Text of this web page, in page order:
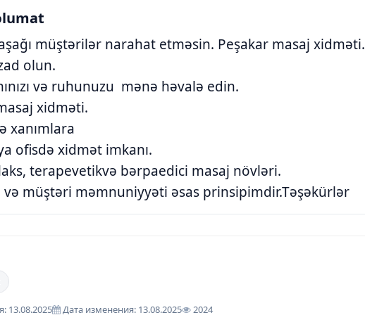
müştərilər narahat etməsin. Peşakar masaj xidməti.
olun.
və ruhunuzu mənə həvalə edin.
xidməti.
xanımlara
ofisdə xidmət imkanı.
terapevetikvə bərpaedici masaj növləri.
və müştəri məmnuniyyəti əsas prinsipimdir.Təşəkürlər
13.08.2025 Дата изменения: 13.08.2025 2024